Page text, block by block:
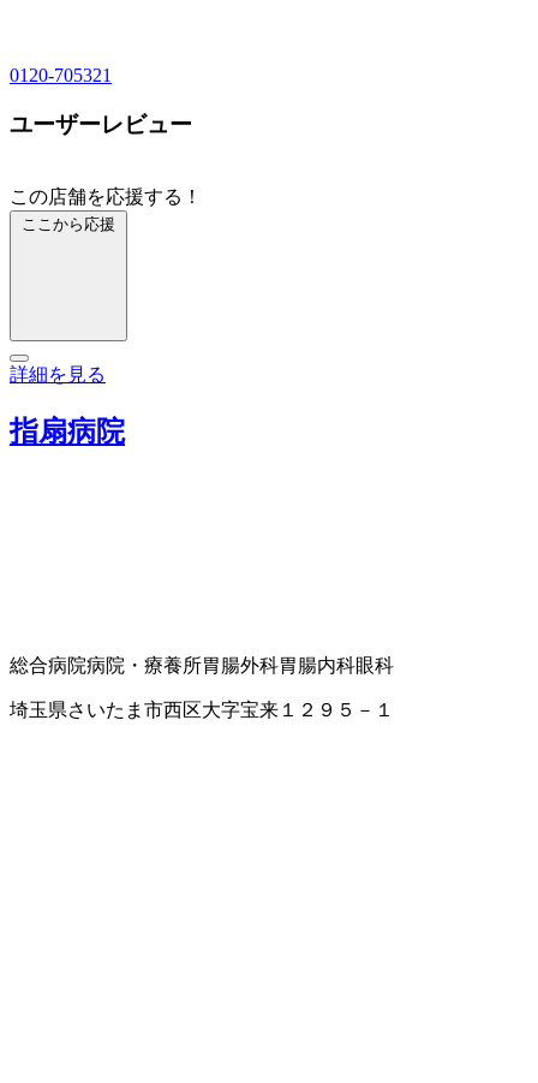
0120-705321
ユーザーレビュー
この店舗を応援する！
ここから応援
詳細を見る
指扇病院
総合病院病院・療養所胃腸外科胃腸内科眼科
埼玉県さいたま市西区大字宝来１２９５－１